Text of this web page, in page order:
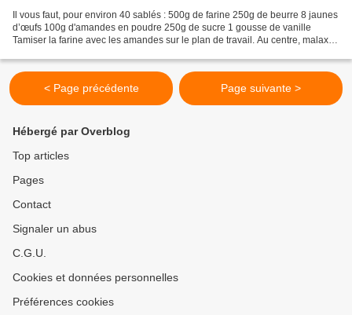
Il vous faut, pour environ 40 sablés : 500g de farine 250g de beurre 8 jaunes
d’œufs 100g d'amandes en poudre 250g de sucre 1 gousse de vanille
Tamiser la farine avec les amandes sur le plan de travail. Au centre, malaxer
< Page précédente Page suivante >
Hébergé par Overblog
Top articles
Pages
Contact
Signaler un abus
C.G.U.
Cookies et données personnelles
Préférences cookies